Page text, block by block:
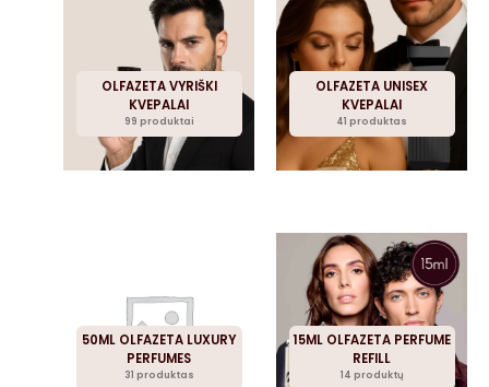
OLFAZETA VYRIŠKI
KVEPALAI
99 produktai
OLFAZETA UNISEX
KVEPALAI
41 produktas
50ML OLFAZETA LUXURY
PERFUMES
31 produktas
15ML OLFAZETA PERFUME
REFILL
14 produktų